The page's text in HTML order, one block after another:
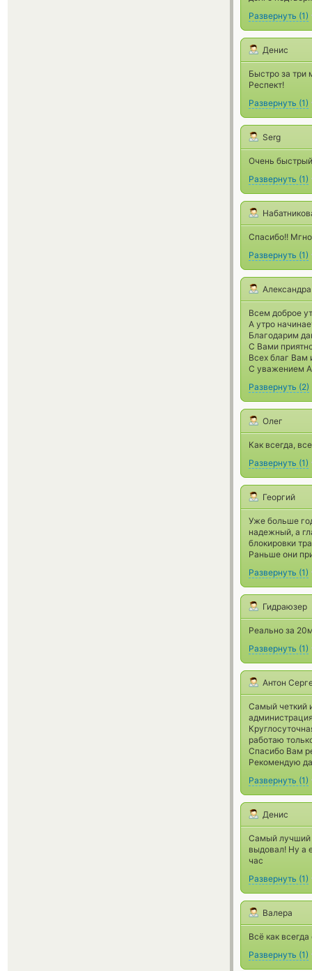
Развернуть (1)
Денис
Быстро за три
Респект!
Развернуть (1)
Serg
Очень
Развернуть (1)
Спасибо!!
Развернуть (1)
Александра
Всем доброе
А утро
Благодарим
С Вами
Всех благ Вам
С уважением
Развернуть (2)
Олег
Как всегда,
Развернуть (1)
Георгий
Уже больше
надежный, а
блокировки
Раньше они
Развернуть (1)
Гидраюзер
Реально за
Развернуть (1)
Антон
Самый четкий
работаю
Спасибо Вам
Рекомендую
Развернуть (1)
Денис
Самый лучший
выдовал! Ну а
час
Развернуть (1)
Валера
Всё как
Развернуть (1)